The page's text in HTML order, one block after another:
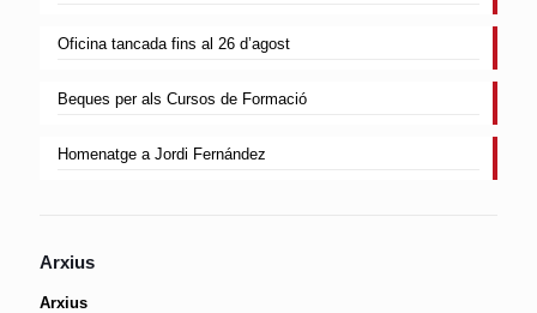
Oficina tancada fins al 26 d’agost
Beques per als Cursos de Formació
Homenatge a Jordi Fernández
Arxius
Arxius